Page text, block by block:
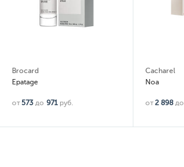
Brocard
Epatage
от573 до 971 руб.
Cacharel
Noa
от2 898 до